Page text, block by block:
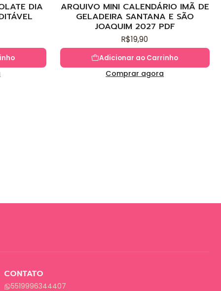
DIA
ARQUIVO MINI CALENDÁRIO IMÃ DE
GELADEIRA SANTANA E SÃO
JOAQUIM 2027 PDF
R$19,90
Adicionar ao Carrinho
Comprar agora
CONTATO
5519996344407